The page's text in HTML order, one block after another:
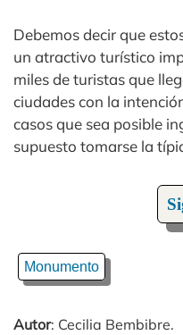
Debemos decir que
un atractivo turístico
miles de turistas que
ciudades con la
casos que sea posible
supuesto tomarse la
Monumento
Autor: Cecilia Bembibre.